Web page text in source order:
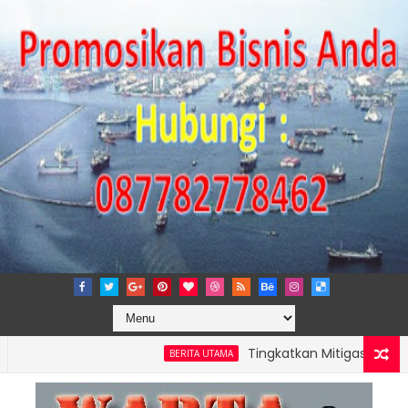
BERITA UTAMA
Tingkatkan Mitigasi Risiko, IPC
PERKUAT KAPASITAS TPK NILAM MELALUI PENAMBAHAN E-RTG